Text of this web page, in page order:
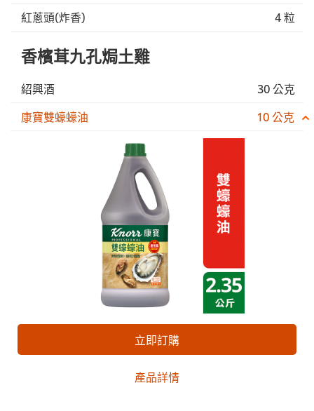
紅蔥頭(炸香)
4 粒
香檳茸九孔焗土雞
紹興酒
30 公克
康寶雙蠔蠔油
10 公克
立即訂購
產品詳情